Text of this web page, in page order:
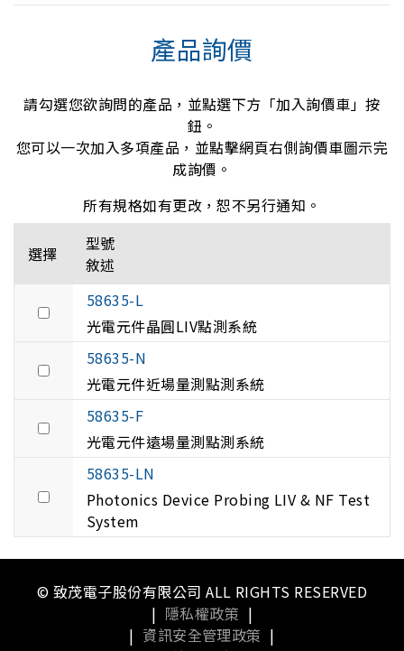
產品詢價
請勾選您欲詢問的產品，並點選下方「加入詢價車」按
鈕。
您可以一次加入多項產品，並點擊網頁右側詢價車圖示完
成詢價。
所有規格如有更改，恕不另行通知。
選擇
型號
敘述
58635-L
光電元件晶圓LIV點測系統
58635-N
光電元件近場量測點測系統
58635-F
光電元件遠場量測點測系統
58635-LN
Photonics Device Probing LIV & NF Test
System
© 致茂電子股份有限公司 ALL RIGHTS RESERVED
| 隱私權政策 |
| 資訊安全管理政策 |